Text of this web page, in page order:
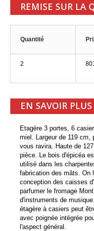
REMISE SUR LA
Quantité
2
EN SAVOIR PLUS
Etagère 3 portes, 6
miel. Largeur de 119 cm,
vous ravira. Haute de
pièce. Le bois d'épicéa
utilisé dans les
fabrication des mâts. On
conception des caisses
parfumer le fromage
d'instruments de
étagère à casiers peut
avec poignée intégrée
l'aspect général.